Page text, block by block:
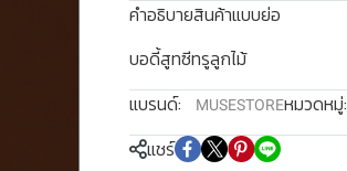
คำอธิบายสินค้าแบบย่อ
บอดี้สูทซีทรูลูกไม้
แบรนด์:
MUSESTOREหมวดหมู่:
แชร์